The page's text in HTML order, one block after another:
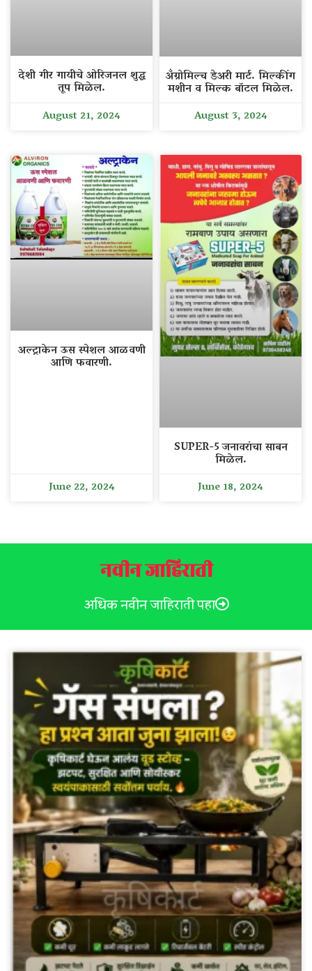
देशी गीर गायीचे ओरिजनल शुद्ध
तूप मिळेल.
August 21, 2024
अँग्रोमिल्च डेअरी मार्ट. मिल्कींग
मशीन व मिल्क बॉटल मिळेल.
August 3, 2024
अल्ट्राकेन ऊस स्पेशल आळवणी
आणि फवारणी.
June 22, 2024
SUPER-5 जनावरांचा साबन
मिळेल.
June 18, 2024
नवीन जाहिराती
अधिक नवीन जाहिराती पहा